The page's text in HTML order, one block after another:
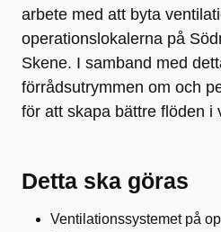
arbete med att byta
operationslokalerna på
Skene. I samband med
förrådsutrymmen om och
för att skapa bättre flöden i
Detta ska göras
Ventilationssystemet på